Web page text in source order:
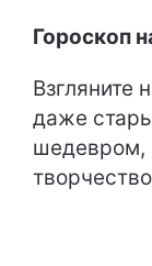
Гороскоп
Взгляните
даже
шедевром,